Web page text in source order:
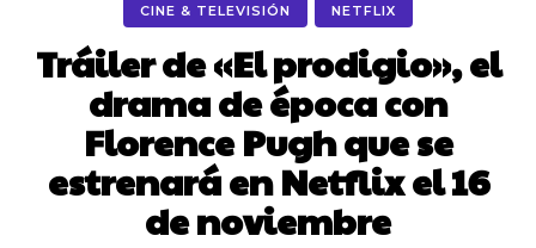
CINE & TELEVISIÓN NETFLIX
Tráiler de «El prodigio», el
drama de época con
Florence Pugh que se
estrenará en Netflix el 16
de noviembre